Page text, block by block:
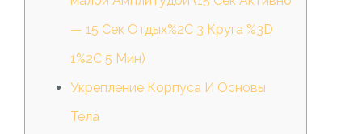
— 15 Сек Отдых%2C 3 Круга %3D
1%2C 5 Мин)
Укрепление Корпуса И Основы
Тела